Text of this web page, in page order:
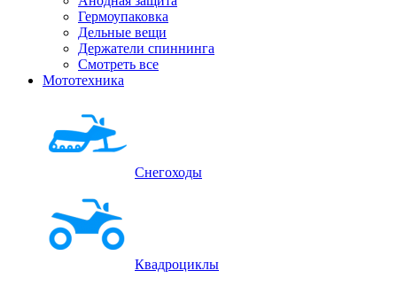
Гермоупаковка
Дельные вещи
Держатели спиннинга
Смотреть все
Мототехника
Снегоходы
Квадроциклы